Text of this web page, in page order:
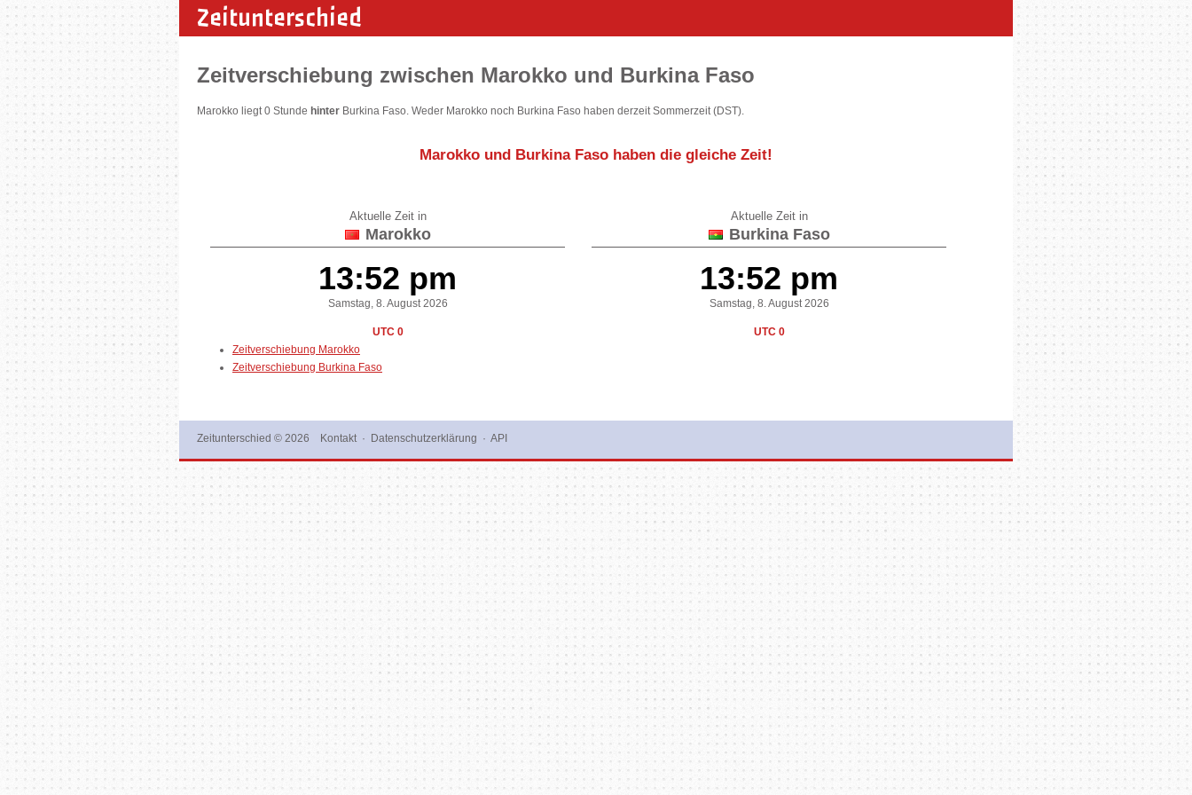
Zeitunterschied
Zeitverschiebung zwischen Marokko und Burkina Faso
Marokko liegt 0 Stunde hinter Burkina Faso. Weder Marokko noch Burkina Faso haben derzeit Sommerzeit (DST).
Marokko und Burkina Faso haben die gleiche Zeit!
Aktuelle Zeit in
Marokko
13:52 pm
Samstag, 8. August 2026
UTC 0
Aktuelle Zeit in
Burkina Faso
13:52 pm
Samstag, 8. August 2026
UTC 0
Zeitverschiebung Marokko
Zeitverschiebung Burkina Faso
Zeitunterschied © 2026 Kontakt· Datenschutzerklärung · API